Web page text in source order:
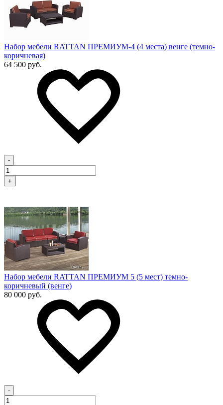
Набор мебели RATTAN ПРЕМИУМ-4 (4 места) венге (темно-
коричневая)
64 500 руб.
-
+
Набор мебели RATTAN ПРЕМИУМ 5 (5 мест) темно-
коричневый (венге)
80 000 руб.
-